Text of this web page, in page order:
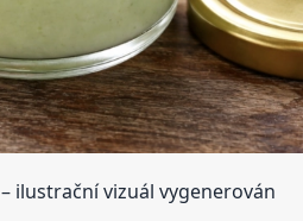
– ilustrační vizuál vygenerován